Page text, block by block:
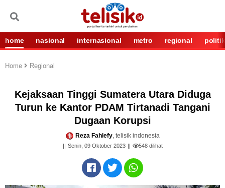
home nasional internasional metro regional politik
Home Regional
Kejaksaan Tinggi Sumatera Utara Diduga
Turun ke Kantor PDAM Tirtanadi Tangani
Dugaan Korupsi
Reza Fahlefy, telisik indonesia
Senin, 09 Oktober 2023 548dilihat